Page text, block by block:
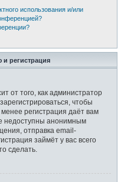
использования и/или
регистрация
от того, как администратор
чтобы
регистрация даёт вам
недоступны анонимным
отправка email-
займёт у вас всего
сделать.